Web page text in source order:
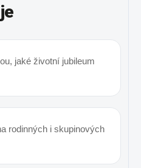
jaké životní jubileum
rodinných i skupinových